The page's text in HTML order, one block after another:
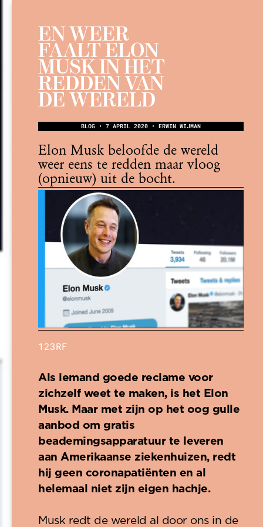
EN WEER
FAALT ELON
MUSK IN HET
REDDEN VAN
DE WERELD
BLOG • 7 APRIL 2020 • ERWIN WIJMAN
Elon Musk beloofde de wereld
weer eens te redden maar vloog
(opnieuw) uit de bocht.
123RF
Als iemand goede reclame voor
zichzelf weet te maken, is het Elon
Musk. Maar met zijn op het oog gulle
aanbod om gratis
beademingsapparatuur te leveren
aan Amerikaanse ziekenhuizen, redt
hij geen coronapatiënten en al
helemaal niet zijn eigen hachje.
Musk redt de wereld al door ons in de